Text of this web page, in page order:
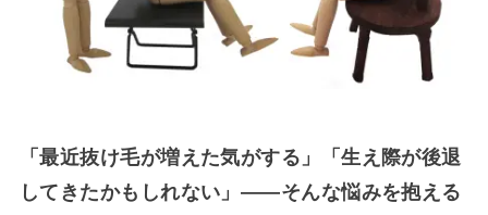
「最近抜け毛が増えた気がする」「生え際が後退
してきたかもしれない」――そんな悩みを抱える